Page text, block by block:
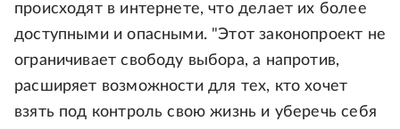
происходят в интернете, что делает их более
доступными и опасными. "Этот законопроект не
ограничивает свободу выбора, а напротив,
расширяет возможности для тех, кто хочет
взять под контроль свою жизнь и уберечь себя